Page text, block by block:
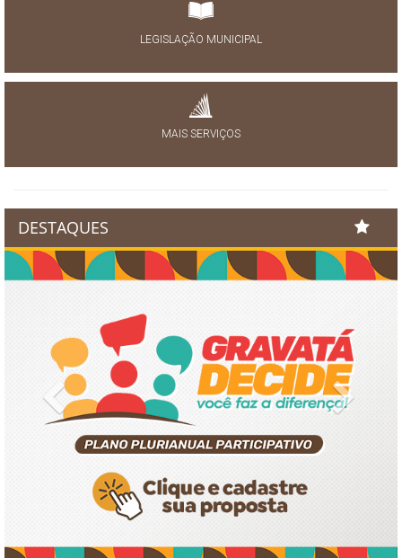
LEGISLAÇÃO MUNICIPAL
MAIS SERVIÇOS
DESTAQUES
Previous